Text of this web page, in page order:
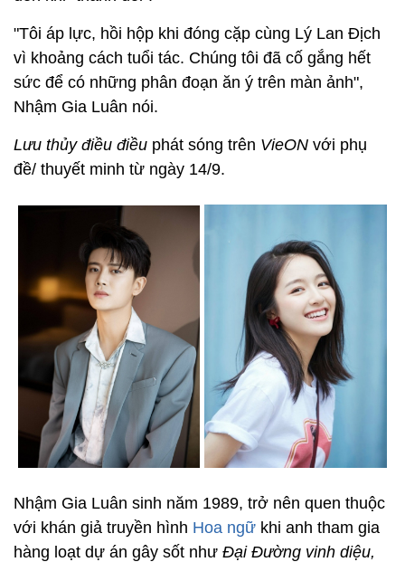
"Tôi áp lực, hồi hộp khi đóng cặp cùng Lý Lan Địch
vì khoảng cách tuổi tác. Chúng tôi đã cố gắng hết
sức để có những phân đoạn ăn ý trên màn ảnh",
Nhậm Gia Luân nói.
Lưu thủy điều điều phát sóng trên VieON với phụ
đề/ thuyết minh từ ngày 14/9.
Nhậm Gia Luân sinh năm 1989, trở nên quen thuộc
với khán giả truyền hình Hoa ngữ khi anh tham gia
hàng loạt dự án gây sốt như Đại Đường vinh diệu,